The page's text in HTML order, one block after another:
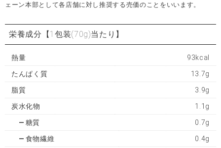
ェーン本部として各店舗に対し推奨する売価のことをいいます。
栄養成分 【1包装(70g)当たり】
熱量 93kcal
たんぱく質 13.7g
脂質 3.9g
炭水化物 1.1g
糖質 0.7g
食物繊維 0.4g